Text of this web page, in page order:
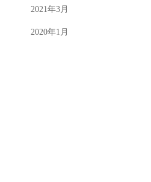
2021年3月
2020年1月